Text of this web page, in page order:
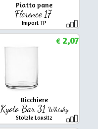
Piatto pane
Florence 17
Import TP
Bicchiere
Kyoto Bar 31 Whisky
Stölzle Lausitz
€2,07